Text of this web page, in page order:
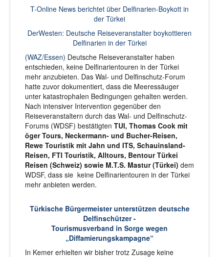
T-Online News berichtet über Delfinarien-Boykott in
der Türkei
DerWesten: Deutsche Reiseveranstalter boykottieren
Delfinarien in der Türkei
(WAZ/Essen) Deutsche Reiseveranstalter haben
entschieden, keine Delfinarientouren in der Türkei
mehr anzubieten. Das Wal- und Delfinschutz-Forum
hatte zuvor dokumentiert, dass die Meeressäuger
unter katastrophalen Bedingungen gehalten werden.
Nach intensiver Intervention gegenüber den
Reiseveranstaltern durch das Wal- und Delfinschutz-
Forums (WDSF) bestätigten TUI, Thomas Cook mit
öger Tours, Neckermann- und Bucher-Reisen,
Rewe Touristik mit Jahn und ITS, Schauinsland-
Reisen, FTI Touristik, Alltours, Bentour Türkei
Reisen (Schweiz) sowie M.T.S. Mastur (Türkei) dem
WDSF, dass sie keine Delfinarientouren in der Türkei
mehr anbieten werden.
Türkische Bürgermeister unterstützen deutsche
Delfinschützer -
Tourismusverband in Sorge wegen
„Diffamierungskampagne“
In Kemer erhielten wir bisher trotz Zusage keine